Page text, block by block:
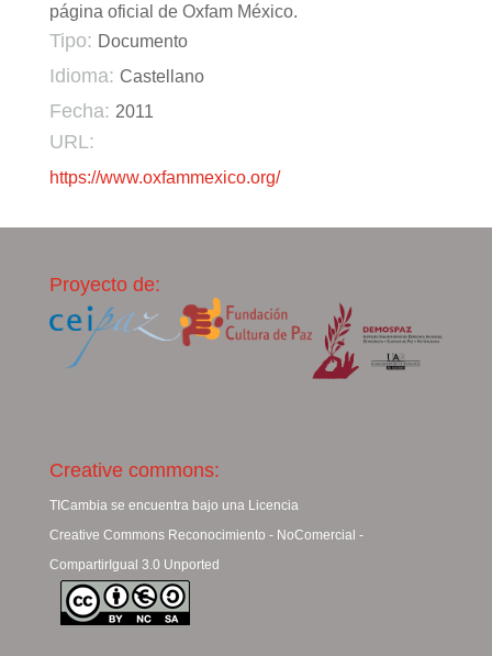
página oficial de Oxfam México.
Tipo: Documento
Idioma: Castellano
Fecha: 2011
URL:
https://www.oxfammexico.org/
Proyecto de:
Creative commons:
TICambia se encuentra bajo una Licencia
Creative Commons Reconocimiento - NoComercial -
CompartirIgual 3.0 Unported